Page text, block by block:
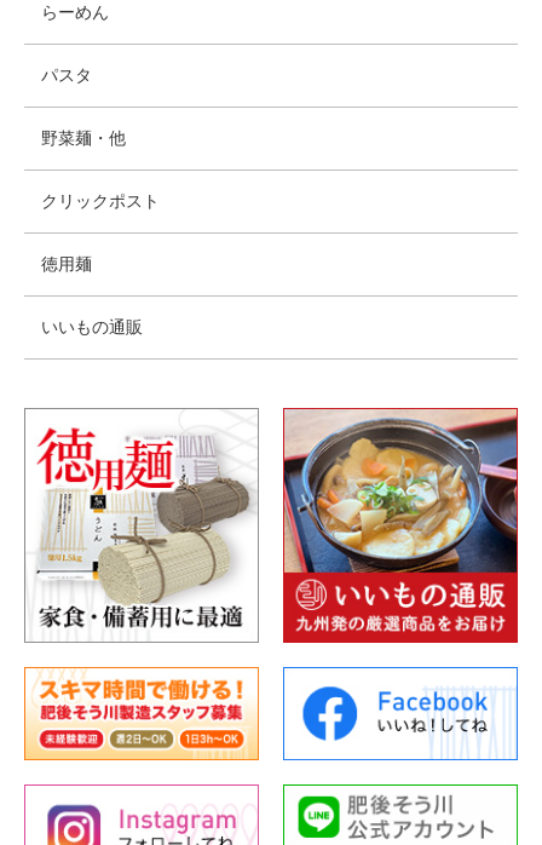
らーめん
パスタ
野菜麺・他
クリックポスト
徳用麺
いいもの通販